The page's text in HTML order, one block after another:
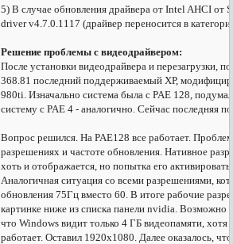
5) В случае обновления драйвера от Intel AHCI от
driver v4.7.0.1117 (драйвер переносится в
Решение проблемы с видеодрайвером:
После установки видеодрайвера и перезагрузки,
368.81 последний поддерживаемый ХР,
980ti. Изначально система была с PAE 128,
систему с PAE 4 - аналогично. Сейчас последняя
Вопрос решился. На PAE128 все работает.
разрешениях и частоте обновления. Нативное
хоть и отображается, но попытка его
Аналогичная ситуация со всеми разрешениями,
обновления 75Гц вместо 60. В итоге рабочие
картинке ниже из списка панели nvidia. Возможно
что Windows видит только 4 ГБ видеопамяти, хотя
работает. Оставил 1920х1080. Далее оказалось,